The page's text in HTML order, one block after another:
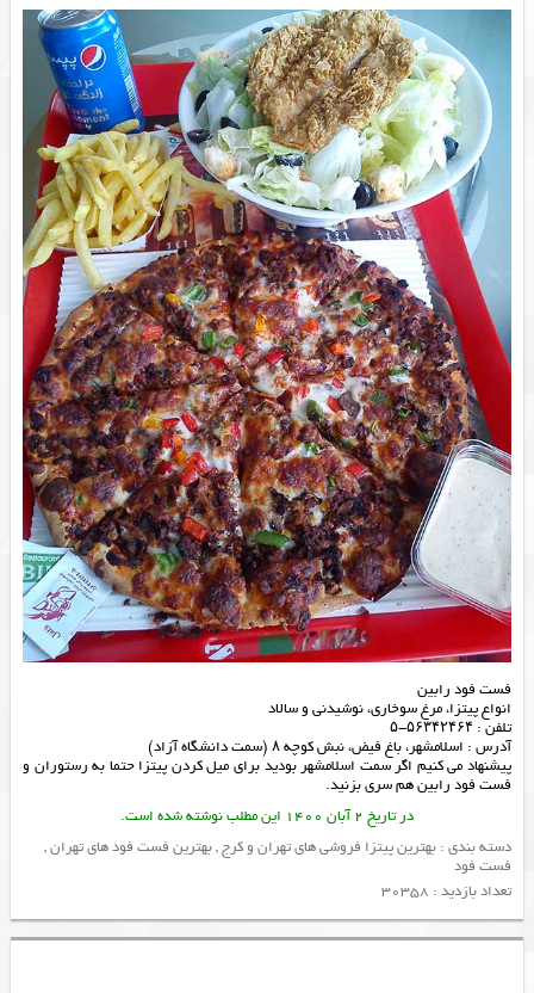
فست فود رابین
انواع پیتزا، مرغ سوخاری، نوشیدنی و سالاد
تلفن : ۵۶۳۴۲۴۶۴-۵
آدرس : اسلامشهر، باغ فیض، نبش کوچه ۸ (سمت دانشگاه آزاد)
پیشنهاد می کنیم اگر سمت اسلامشهر بودید برای میل کردن پیتزا حتما به رستوران و
فست فودرابین هم سری بزنید.
در تاریخ 2 آبان 1400 این مطلب نوشته شده است.
دسته بندی : بهترین پیتزا فروشی های تهران و کرج,بهترین فست فود های تهران,
فست فود
تعداد بازدید : 30358